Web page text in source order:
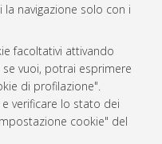
navigazione solo con i
facoltativi attivando
vuoi, potrai esprimere
di profilazione".
verificare lo stato dei
cookie" del